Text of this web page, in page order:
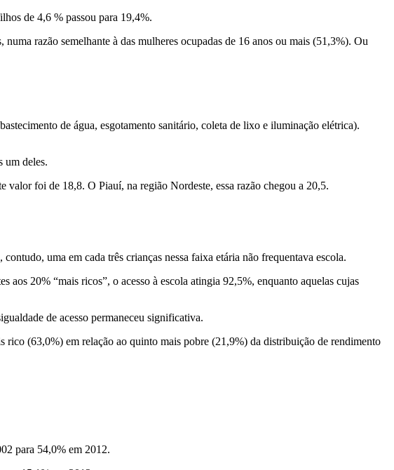
de 4,6 % passou para 19,4%.
razão semelhante à das mulheres ocupadas de 16 anos ou mais (51,3%). Ou
de água, esgotamento sanitário, coleta de lixo e iluminação elétrica).
um deles.
foi de 18,8. O Piauí, na região Nordeste, essa razão chegou a 20,5.
uma em cada três crianças nessa faixa etária não frequentava escola.
aos 20% “mais ricos”, o acesso à escola atingia 92,5%, enquanto aquelas cujas
de acesso permaneceu significativa.
rico (63,0%) em relação ao quinto mais pobre (21,9%) da distribuição de rendimento
para 54,0% em 2012.